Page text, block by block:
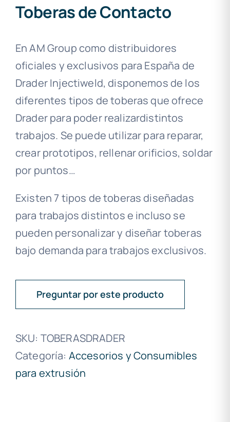
Toberas de Contacto
En AM Group como distribuidores
oficiales y exclusivos para España de
Drader Injectiweld, disponemos de los
diferentes tipos de toberas que ofrece
Drader para poder realizardistintos
trabajos. Se puede utilizar para reparar,
crear prototipos, rellenar orificios, soldar
por puntos…
Existen 7 tipos de toberas diseñadas
para trabajos distintos e incluso se
pueden personalizar y diseñar toberas
bajo demanda para trabajos exclusivos.
Preguntar por este producto
SKU: TOBERASDRADER
Categoría: Accesorios y Consumibles
para extrusión